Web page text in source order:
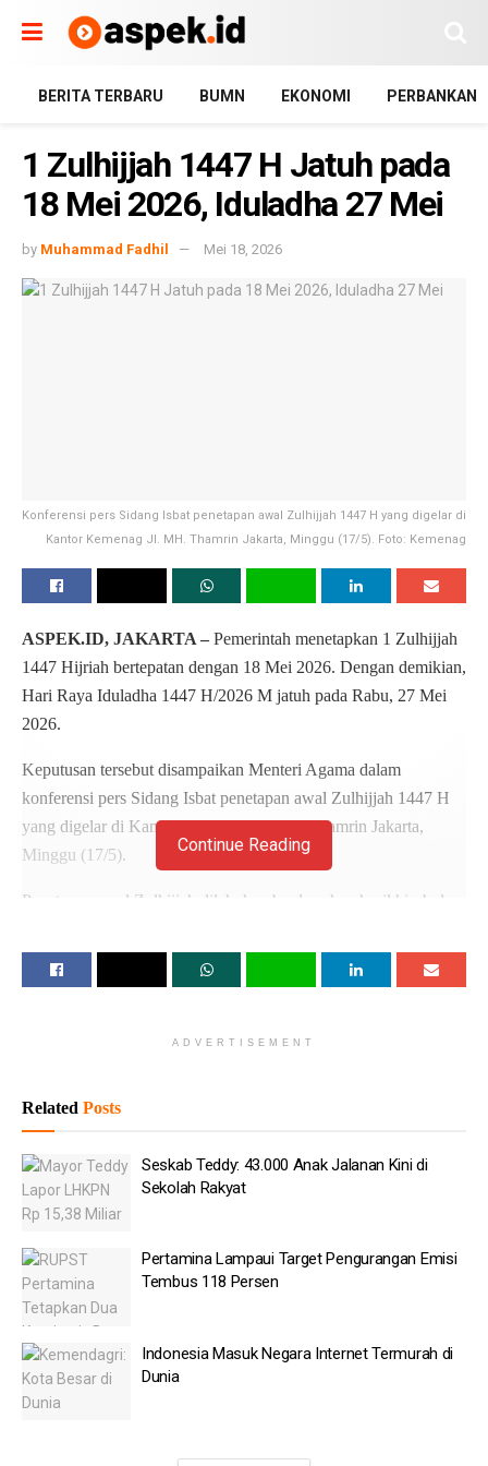
BERITA TERBARU BUMN EKONOMI PERBANKAN
1 Zulhijjah 1447 H Jatuh pada
18 Mei 2026, Iduladha 27 Mei
by Muhammad Fadhil Mei 18, 2026
Konferensi pers Sidang Isbat penetapan awal Zulhijjah 1447 H yang digelar di
Kantor Kemenag Jl. MH. Thamrin Jakarta, Minggu (17/5). Foto: Kemenag
ASPEK.ID, JAKARTA – Pemerintah menetapkan 1 Zulhijjah
1447 Hijriah bertepatan dengan 18 Mei 2026. Dengan demikian,
Hari Raya Iduladha 1447 H/2026 M jatuh pada Rabu, 27 Mei
2026.
Keputusan tersebut disampaikan Menteri Agama dalam
konferensi pers Sidang Isbat penetapan awal Zulhijjah 1447 H
yang digelar di Kantor Kemenag Jl. MH. Thamrin Jakarta,
Minggu (17/5).
Penetapan awal Zulhijjah dilakukan berdasarkan hasil hisab dan
Sidang Isbat dipimpin langsung oleh Menteri Agama dan
dihadiri perwakilan organisasi masyarakat Islam, Komisi VIII
Seskab Teddy: 43.000 Anak Jalanan Kini di Sekolah
Rakyat
Pertamina Lampaui Target Pengurangan Emisi Tembus
Indonesia Masuk Negara Internet Termurah di Dunia
Nagasaki Peringati 81 Tahun Bom Atom
Elon Musk Akan Bangun Pabrik Chip AI Terbesar di
Texas
Continue Reading
ADVERTISEMENT
Related Posts
Seskab Teddy: 43.000 Anak Jalanan Kini di
Sekolah Rakyat
Pertamina Lampaui Target Pengurangan Emisi
Tembus 118 Persen
Indonesia Masuk Negara Internet Termurah di
Dunia